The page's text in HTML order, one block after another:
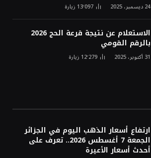
24 ديسمبر، 2025 13٬097 زيارة
الاستعلام عن نتيجة قرعة الحج 2026
بالرقم القومي
31 أكتوبر، 2025 12٬279 زيارة
ارتفاع أسعار الذهب اليوم في الجزائر
الجمعة 7 أغسطس 2026.. تعرف على
أحدث أسعار الأعيرة